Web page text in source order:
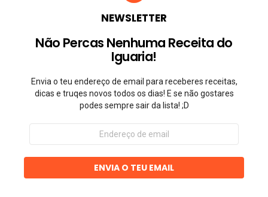
NEWSLETTER
Não Percas Nenhuma Receita do
Iguaria!
Envia o teu endereço de email para receberes receitas,
dicas e truqes novos todos os dias! E se não gostares
podes sempre sair da lista! ;D
Endereço
email
ENVIA O TEU EMAIL